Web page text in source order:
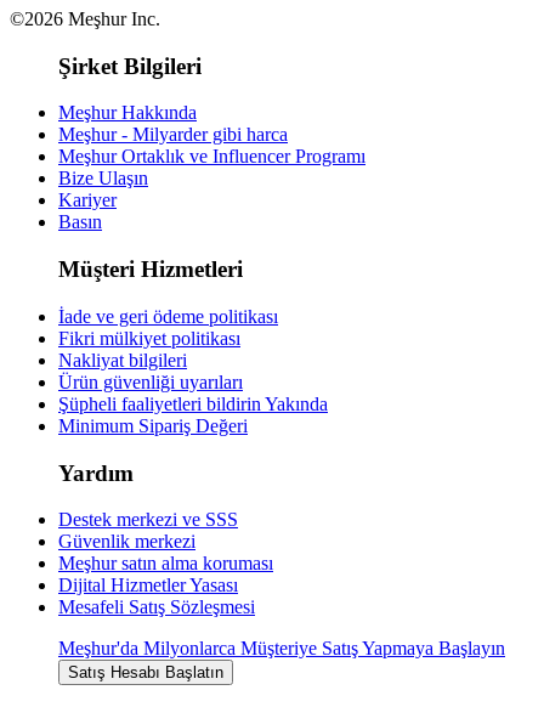
©2026 Meşhur Inc.
Şirket Bilgileri
Meşhur Hakkında
Meşhur - Milyarder gibi harca
Meşhur Ortaklık ve Influencer Programı
Bize Ulaşın
Kariyer
Basın
Müşteri Hizmetleri
İade ve geri ödeme politikası
Fikri mülkiyet politikası
Nakliyat bilgileri
Ürün güvenliği uyarıları
Şüpheli faaliyetleri bildirin Yakında
Minimum Sipariş Değeri
Yardım
Destek merkezi ve SSS
Güvenlik merkezi
Meşhur satın alma koruması
Dijital Hizmetler Yasası
Mesafeli Satış Sözleşmesi
Meşhur'da Milyonlarca Müşteriye Satış Yapmaya Başlayın
Satış Hesabı Başlatın